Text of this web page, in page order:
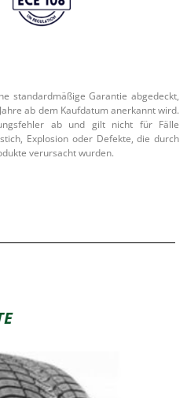
standardmäßige Garantie abgedeckt,
ab dem Kaufdatum anerkannt wird.
ab und gilt nicht für Fälle
Explosion oder Defekte, die durch
verursacht wurden.